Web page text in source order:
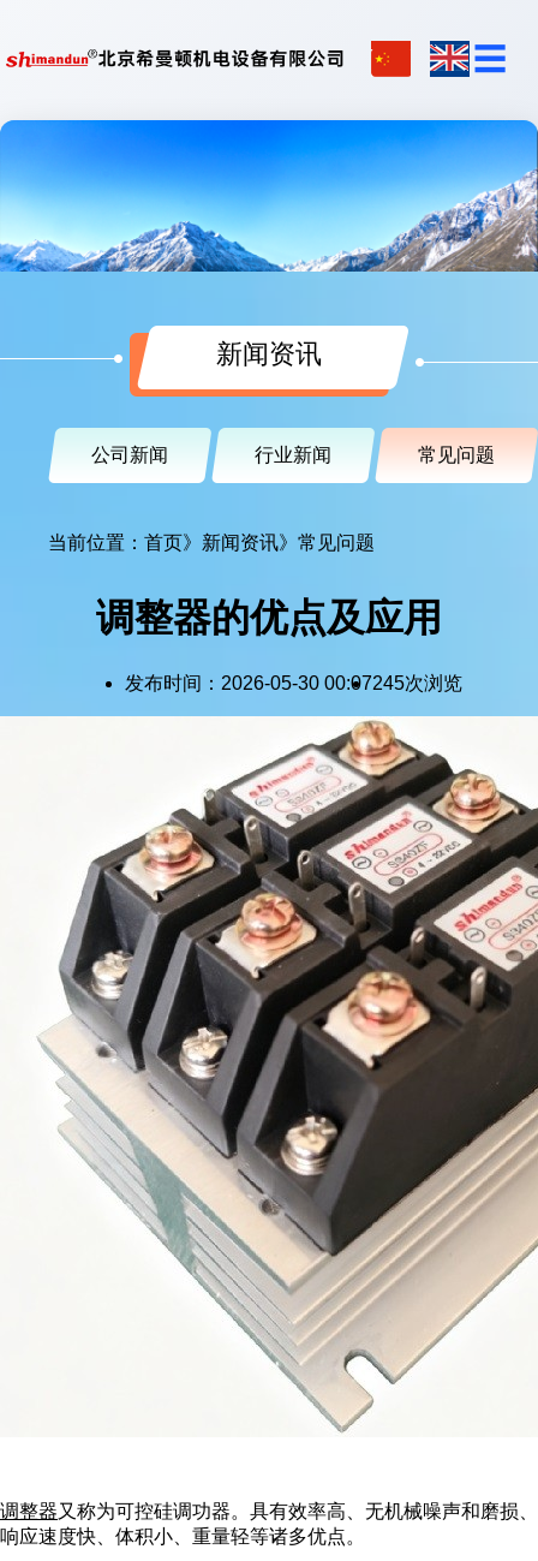
☰
新闻资讯
公司新闻 行业新闻 常见问题
当前位置： 首页》 新闻资讯》 常见问题
调整器的优点及应用
发布时间： 2026-05-30 00:07245次浏览
调整器又称为可控硅调功器。具有效率高、无机械噪声和磨损、
响应速度快、体积小、重量轻等诸多优点。